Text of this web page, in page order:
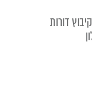
דורות